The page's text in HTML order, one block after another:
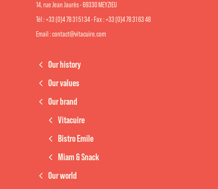
14, rue Jean Jaurès - 69330 MEYZIEU
Tél : +33 (0)4 78 31 51 34 - Fax : +33 (0)4 78 31 63 48
Email : contact@vitacuire.com
Our history
Our values
Our brand
Vitacuire
Bistro Emile
Miam & Snack
Our world